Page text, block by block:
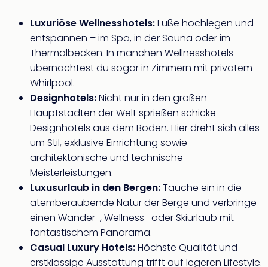
Luxuriöse Wellnesshotels:Füße hochlegen und
entspannen – im Spa, in der Sauna oder im
Thermalbecken. In manchen Wellnesshotels
übernachtest du sogar in Zimmern mit privatem
Whirlpool.
Designhotels:Nicht nur in den großen
Hauptstädten der Welt sprießen schicke
Designhotels aus dem Boden. Hier dreht sich alles
um Stil, exklusive Einrichtung sowie
architektonische und technische
Meisterleistungen.
Luxusurlaub in den Bergen:Tauche ein in die
atemberaubende Natur der Berge und verbringe
einen Wander-, Wellness- oder Skiurlaub mit
fantastischem Panorama.
Casual Luxury Hotels:Höchste Qualität und
erstklassige Ausstattung trifft auf legeren Lifestyle.